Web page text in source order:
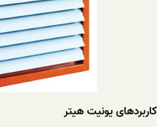
کاربردهای یونیت هیتر